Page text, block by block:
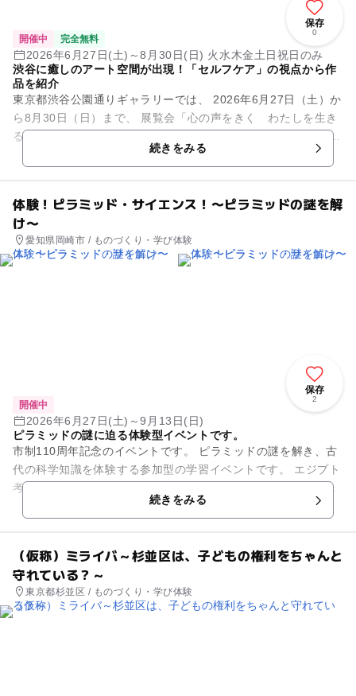
保存
0
開催中 完全無料
2026年6月27日(土)～8月30日(日) 火水木金土日祝日のみ
渋谷に癒しのアート空間が出現！「セルフケア」の視点から作
品を紹介
東京都渋谷公園通りギャラリーでは、 2026年6月27日（土）か
ら8月30日（日）まで、 展覧会「心の声をきく わたしを生き
る術（すべ）」を開催いたします。 「ご自愛」や「セルフケ
続きをみる
体験！ピラミッド・サイエンス！〜ピラミッドの謎を解
け〜
愛知県岡崎市 / ものづくり・学び体験
保存
2
開催中
2026年6月27日(土)～9月13日(日)
ピラミッドの謎に迫る体験型イベントです。
市制110周年記念のイベントです。 ピラミッドの謎を解き、古
代の科学知識を体験する参加型の学習イベントです。 エジプト
考古学者吉村作治氏監修の下、子どもから大人まで楽しめま
続きをみる
（仮称）ミライバ～杉並区は、子どもの権利をちゃんと
守れている？～
東京都杉並区 / ものづくり・学び体験